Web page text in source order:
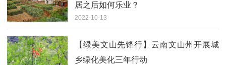
居之后如何乐业？
2022-10-13
【绿美文山先锋行】云南文山州开展城
乡绿化美化三年行动